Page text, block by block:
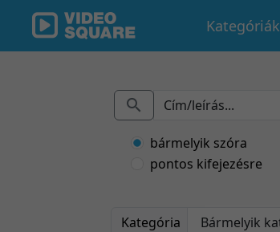
Kategóriák
bármelyik szóra
pontos kifejezésre
Kategória